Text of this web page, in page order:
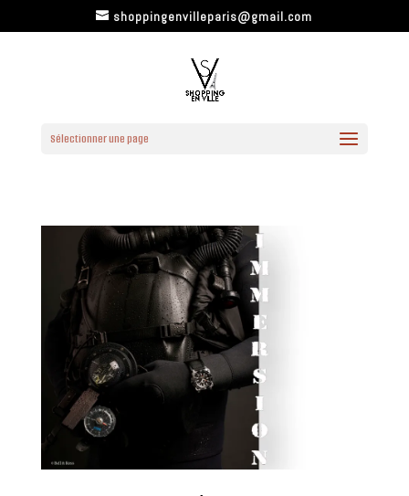
shoppingenvilleparis@gmail.com
Sélectionner une page